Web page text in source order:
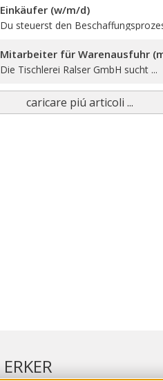
Einkäufer (w/m/d)
Du steuerst den
Mitarbeiter für Warenausfuhr
Die Tischlerei Ralser GmbH sucht ...
caricare piú articoli ...
ERKER